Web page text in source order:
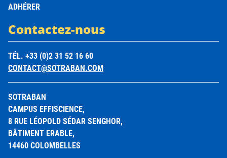
ADHÉRER
Contactez-nous
TÉL. +33 (0)2 31 52 16 60
CONTACT@SOTRABAN.COM
SOTRABAN
CAMPUS EFFISCIENCE,
8 RUE LÉOPOLD SÉDAR SENGHOR,
BÂTIMENT ERABLE,
14460 COLOMBELLES